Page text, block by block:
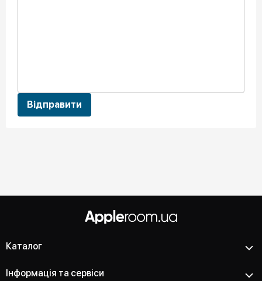
Відправити
Каталог
Інформація та сервіси